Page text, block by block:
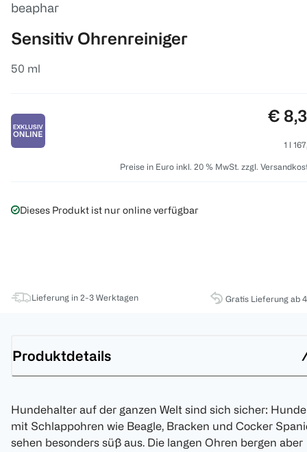
beaphar
Sensitiv Ohrenreiniger
50 ml
€
1 l
Preise in Euro inkl. 20 % MwSt. zzgl.
Dieses Produkt ist nur online verfügbar
Lieferung in 2-3 Werktagen Gratis Lieferung ab
Produktdetails
Hundehalter auf der ganzen Welt sind sich sicher: Hunde
mit Schlappohren wie Beagle, Bracken und Cocker
sehen besonders süß aus. Die langen Ohren bergen aber